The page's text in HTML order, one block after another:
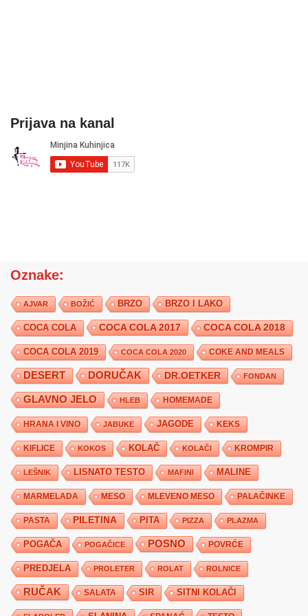
Prijava na kanal
Oznake:
AJVAR BOŽIĆ BRZO BRZO I LAKO
COCA COLA COCA COLA 2017 COCA COLA 2018
COCA COLA 2019 COCA COLA 2020 COKE AND MEALS
DESERT DORUČAK DR.OETKER FONDAN
GLAVNO JELO HLEB HOMEMADE
HRANA I VINO JABUKE JAGODE KEKS
KIFLICE KOKOS KOLAČ KOLAČI KROMPIR
LEŠNIK LISNATO TESTO MAFINI MALINE
MARMELADA MESO MLEVENO MESO PALAČINKE
PASTA PILETINA PITA PIZZA PLAZMA
POGAČA POGAČICE POSNO POVRĆE
PREDJELA PROLETER ROLAT ROLNICE
RUČAK SALATA SIR SITNI KOLAČI